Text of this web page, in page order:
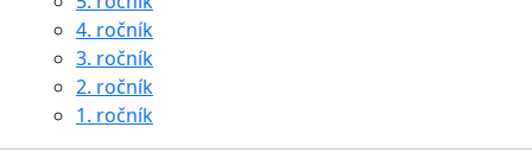
4. ročník
3. ročník
2. ročník
1. ročník